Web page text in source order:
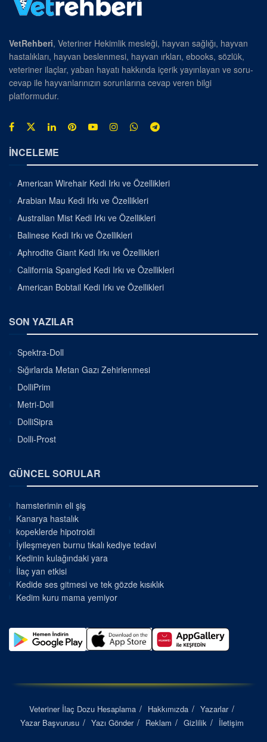
VetRehberi, Veteriner Hekimlik mesleği, hayvan sağlığı, hayvan
hastalıkları, hayvan beslenmesi, hayvan ırkları, ebooks, sözlük,
veteriner ilaçlar, yaban hayatı hakkında içerik yayınlayan ve soru-
cevap ile hayvanlarınızın sorunlarına cevap veren bilgi
platformudur.
İNCELEME
American Wirehair Kedi Irkı ve Özellikleri
Arabian Mau Kedi Irkı ve Özellikleri
Australian Mist Kedi Irkı ve Özellikleri
Balinese Kedi Irkı ve Özellikleri
Aphrodite Giant Kedi Irkı ve Özellikleri
California Spangled Kedi Irkı ve Özellikleri
American Bobtail Kedi Irkı ve Özellikleri
SON YAZILAR
Spektra-Doll
Sığırlarda Metan Gazı Zehirlenmesi
DolliPrim
Metri-Doll
DolliSipra
Dolli-Prost
GÜNCEL SORULAR
hamsterimin eli şiş
Kanarya hastalık
kopeklerde hipotroidi
İyileşmeyen burnu tıkalı kediye tedavi
Kedinin kulağındaki yara
İlaç yan etkisi
Kedide ses gitmesi ve tek gözde kısıklık
Kedim kuru mama yemiyor
Veteriner İlaç Dozu Hesaplama Hakkımızda
Yazarlar
Yazar Başvurusu
Yazı Gönder Reklam Gizlilik İletişim